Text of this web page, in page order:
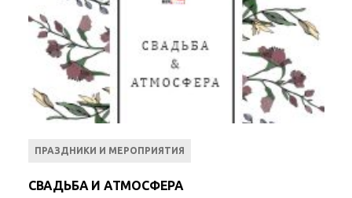
ПРАЗДНИКИ И МЕРОПРИЯТИЯ
СВАДЬБА И АТМОСФЕРА